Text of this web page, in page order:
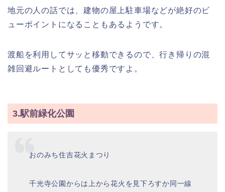
地元の人の話では、建物の屋上駐車場などが絶好のビ
ューポイントになることもあるようです。
渡船を利用してサッと移動できるので、行き帰りの混
雑回避ルートとしても優秀ですよ。
3.駅前緑化公園
おのみち住吉花火まつり
千光寺公園からは上から花火を見下ろすか同一線